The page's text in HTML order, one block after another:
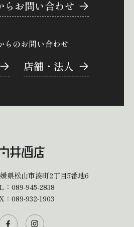
らお問い合わせ
のお問い合わせ
店舗・法人
県松山市湊町2丁目5番地6
089-945-2838
：089-932-1903